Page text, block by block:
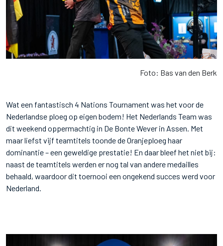
Foto: Bas van den Berk
Wat een fantastisch 4 Nations Tournament was het voor de
Nederlandse ploeg op eigen bodem! Het Nederlands Team was
dit weekend oppermachtig in De Bonte Wever in Assen. Met
maar liefst vijf teamtitels toonde de Oranjeploeg haar
dominantie – een geweldige prestatie! En daar bleef het niet bij:
naast de teamtitels werden er nog tal van andere medailles
behaald, waardoor dit toernooi een ongekend succes werd voor
Nederland.